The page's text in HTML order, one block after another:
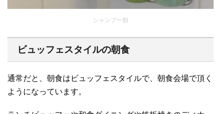
シャンプー類
ビュッフェスタイルの朝食
通常だと、朝食はビュッフェスタイルで、朝食会場で頂く
ようになっています。